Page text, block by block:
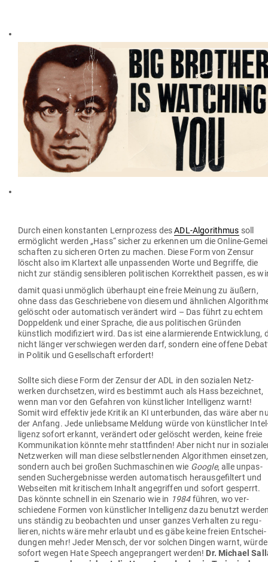
Durch einen kon­stanten Lern­prozess desADL-Algo­rithmus soll
ermög­licht werden „Hass“ sicher zu erkennen um die Online-
schaften zu sicheren Orten zu machen. Diese Form von Zensur
löscht also im Klartext alle unpas­senden Worte und Begriffe, die
nicht zur ständig sen­si­bleren poli­ti­schen Kor­rektheit passen, es
damit quasi unmöglich über­haupt eine freie Meinung zu äußern,
ohne dass das Geschriebene von diesem und ähn­lichen
gelöscht oder auto­ma­tisch ver­ändert wird – Das führt zu echtem
Dop­peldenk und einer Sprache, die aus poli­ti­schen Gründen
künstlich modi­fi­ziert wird. Das ist eine alar­mie­rende Ent­wicklung,
nicht länger ver­schwiegen werden darf, sondern eine offene
in Politik und Gesell­schaft erfordert!
Sollte sich diese Form der Zensur der ADL in den sozialen Netz­
werken durch­setzen, wird es bestimmt auch als Hass bezeichnet,
wenn man vor den Gefahren von künst­licher Intel­ligenz warnt!
Somit wird effektiv jede Kritik an KI unter­bunden, das wäre aber
der Anfang. Jede unliebsame Meldung würde von künst­licher
ligenz sofort erkannt, ver­ändert oder gelöscht werden, keine freie
Kom­mu­ni­kation könnte mehr statt­finden! Aber nicht nur in
Netz­werken will man diese selbst­ler­nenden Algo­rithmen ein­setzen,
sondern auch bei großen Such­ma­schinen wie Google, alle unpas­
senden Such­ergeb­nisse werden auto­ma­tisch her­aus­ge­filtert und
Web­seiten mit kri­ti­schem Inhalt ange­griffen und sofort gesperrt.
Das könnte schnell in ein Sze­nario wie in 1984führen, wo ver­
schiedene Formen von künst­licher Intel­ligenz dazu benutzt
uns ständig zu beob­achten und unser ganzes Ver­halten zu regu­
lieren, nichts wäre mehr erlaubt und es gäbe keine freien Ent­schei­
dungen mehr! Jeder Mensch, der vor solchen Dingen warnt, würde
sofort wegen Hate Speech ange­prangert werden! Dr. Michael